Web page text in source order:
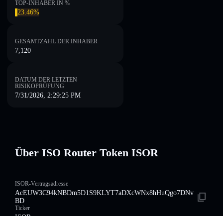
TOP-INHABER IN %
23.46%
GESAMTZAHL DER INHABER
7,120
DATUM DER LETZTEN
RISIKOPRÜFUNG
7/31/2026, 2:29:25 PM
Über ISO Router Token ISOR
ISOR-Vertragsadresse
AcEUW3C94kNBDm5D1S9KLYT7aDXcWNx8hHuQgo7DNv
BD
Ticker